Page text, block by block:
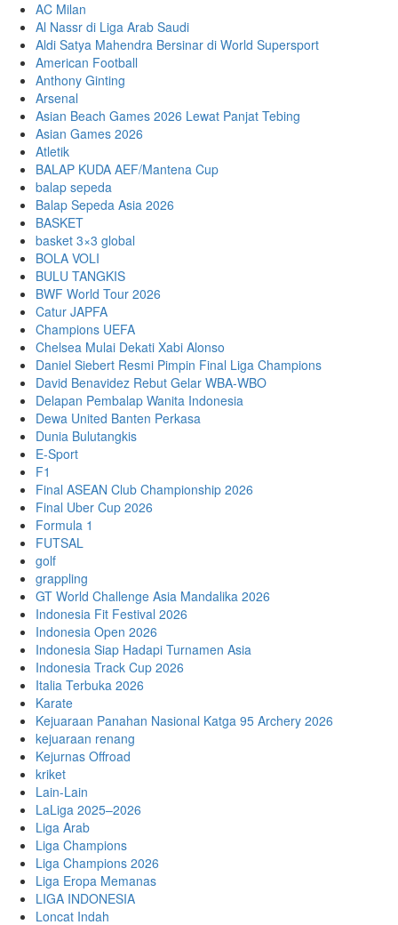
AC Milan
Al Nassr di Liga Arab Saudi
Aldi Satya Mahendra Bersinar di World Supersport
American Football
Anthony Ginting
Arsenal
Asian Beach Games 2026 Lewat Panjat Tebing
Asian Games 2026
Atletik
BALAP KUDA AEF/Mantena Cup
balap sepeda
Balap Sepeda Asia 2026
BASKET
basket 3×3 global
BOLA VOLI
BULU TANGKIS
BWF World Tour 2026
Catur JAPFA
Champions UEFA
Chelsea Mulai Dekati Xabi Alonso
Daniel Siebert Resmi Pimpin Final Liga Champions
David Benavidez Rebut Gelar WBA-WBO
Delapan Pembalap Wanita Indonesia
Dewa United Banten Perkasa
Dunia Bulutangkis
E-Sport
F1
Final ASEAN Club Championship 2026
Final Uber Cup 2026
Formula 1
FUTSAL
golf
grappling
GT World Challenge Asia Mandalika 2026
Indonesia Fit Festival 2026
Indonesia Open 2026
Indonesia Siap Hadapi Turnamen Asia
Indonesia Track Cup 2026
Italia Terbuka 2026
Karate
Kejuaraan Panahan Nasional Katga 95 Archery 2026
kejuaraan renang
Kejurnas Offroad
kriket
Lain-Lain
LaLiga 2025–2026
Liga Arab
Liga Champions
Liga Champions 2026
Liga Eropa Memanas
LIGA INDONESIA
Loncat Indah